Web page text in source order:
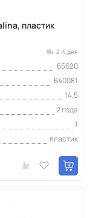
пластик
2-4 дня
65620
640081
14,5
2 года
1
пластик